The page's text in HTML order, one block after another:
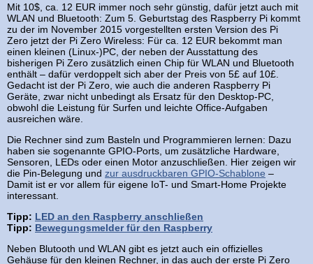
Mit 10$, ca. 12 EUR immer noch sehr günstig, dafür jetzt auch mit
WLAN und Bluetooth: Zum 5. Geburtstag des Raspberry Pi kommt
zu der im November 2015 vorgestellten ersten Version des Pi
Zero jetzt der Pi Zero Wireless: Für ca. 12 EUR bekommt man
einen kleinen (Linux-)PC, der neben der Ausstattung des
bisherigen Pi Zero zusätzlich einen Chip für WLAN und Bluetooth
enthält – dafür verdoppelt sich aber der Preis von 5£ auf 10£.
Gedacht ist der Pi Zero, wie auch die anderen Raspberry Pi
Geräte, zwar nicht unbedingt als Ersatz für den Desktop-PC,
obwohl die Leistung für Surfen und leichte Office-Aufgaben
ausreichen wäre.
Die Rechner sind zum Basteln und Programmieren lernen: Dazu
haben sie sogenannte GPIO-Ports, um zusätzliche Hardware,
Sensoren, LEDs oder einen Motor anzuschließen. Hier zeigen wir
die Pin-Belegung und zur ausdruckbaren GPIO-Schablone –
Damit ist er vor allem für eigene IoT- und Smart-Home Projekte
interessant.
Tipp: LED an den Raspberry anschließen
Tipp: Bewegungsmelder für den Raspberry
Neben Blutooth und WLAN gibt es jetzt auch ein offizielles
Gehäuse für den kleinen Rechner, in das auch der erste Pi Zero